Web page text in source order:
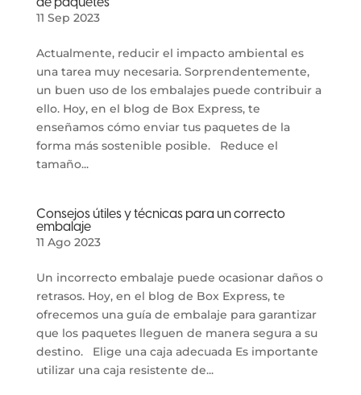
11 Sep 2023
Actualmente, reducir el impacto ambiental es
una tarea muy necesaria. Sorprendentemente,
un buen uso de los embalajes puede contribuir a
ello. Hoy, en el blog de Box Express, te
enseñamos cómo enviar tus paquetes de la
forma más sostenible posible. Reduce el
tamaño...
Consejos útiles y técnicas para un correcto
embalaje
11 Ago 2023
Un incorrecto embalaje puede ocasionar daños o
retrasos. Hoy, en el blog de Box Express, te
ofrecemos una guía de embalaje para garantizar
que los paquetes lleguen de manera segura a su
destino. Elige una caja adecuada Es importante
utilizar una caja resistente de...